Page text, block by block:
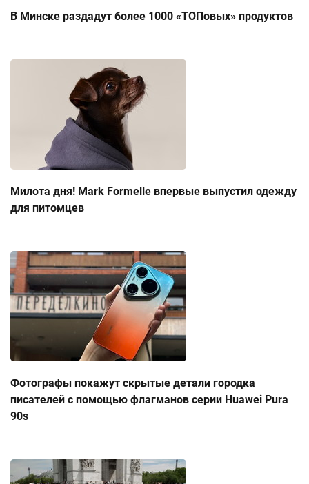
В Минске раздадут более 1000 «ТОПовых» продуктов
Милота дня! Mark Formelle впервые выпустил одежду
для питомцев
Фотографы покажут скрытые детали городка
писателей с помощью флагманов серии Huawei Pura
90s